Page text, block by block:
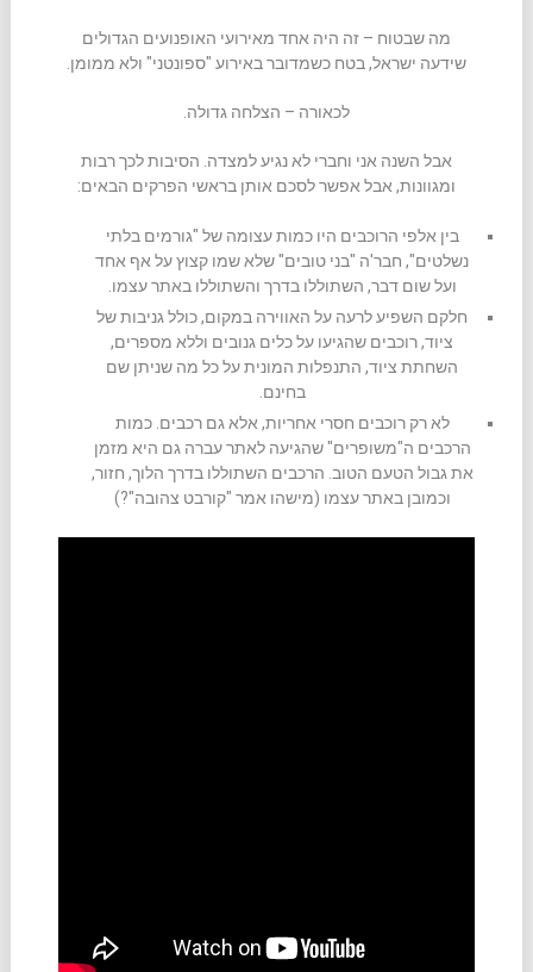
מה שבטוח – זה היה אחד מאירועי האופנועים הגדולים
שידעה ישראל, בטח כשמדובר באירוע "ספונטני" ולא ממומן.
לכאורה – הצלחה גדולה.
אבל השנה אני וחברי לא נגיע למצדה. הסיבות לכך רבות
ומגוונות, אבל אפשר לסכם אותן בראשי הפרקים הבאים:
בין אלפי הרוכבים היו כמות עצומה של "גורמים בלתי
נשלטים", חבר'ה "בני טובים" שלא שמו קצוץ על אף אחד
ועל שום דבר, השתוללו בדרך והשתוללו באתר עצמו.
חלקם השפיע לרעה על האווירה במקום, כולל גניבות של
ציוד, רוכבים שהגיעו על כלים גנובים וללא מספרים,
השחתת ציוד, התנפלות המונית על כל מה שניתן שם
בחינם.
לא רק רוכבים חסרי אחריות, אלא גם רכבים. כמות
הרכבים ה"משופרים" שהגיעה לאתר עברה גם היא מזמן
את גבול הטעם הטוב. הרכבים השתוללו בדרך הלוך, חזור,
וכמובן באתר עצמו (מישהו אמר "קורבט צהובה"?)